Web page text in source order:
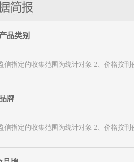
品类别
信指定的收集范围为统计对象 2、价格按
牌
信指定的收集范围为统计对象 2、价格按